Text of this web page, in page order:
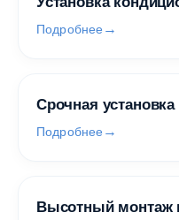
Подробнее
Срочная
Подробнее
Высотный монтаж